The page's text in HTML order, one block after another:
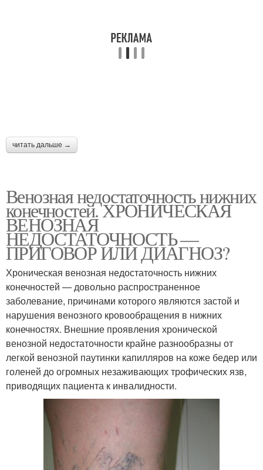
читать дальше →
Венозная недостаточность нижних
конечностей. ХРОНИЧЕСКАЯ
ВЕНОЗНАЯ
НЕДОСТАТОЧНОСТЬ —
ПРИГОВОР ИЛИ ДИАГНОЗ?
Хроническая венозная недостаточность нижних
конечностей — довольно распространенное
заболевание, причинами которого являются застой и
нарушения венозного кровообращения в нижних
конечностях. Внешние проявления хронической
венозной недостаточности крайне разнообразны от
легкой венозной паутинки капилляров на коже бедер или
голеней до огромных незаживающих трофических язв,
приводящих пациента к инвалидности.